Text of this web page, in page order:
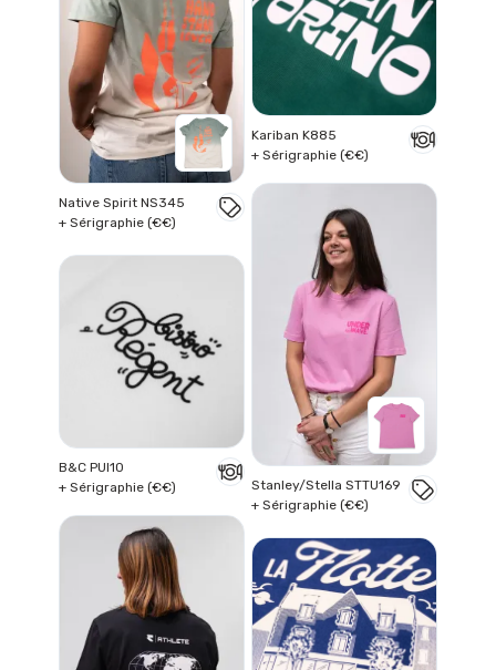
Native Spirit NS345
+ Sérigraphie (€€)
Kariban K885
+ Sérigraphie (€€)
Stanley/Stella STTU169
+ Sérigraphie (€€)
B&C PUI10
+ Sérigraphie (€€)